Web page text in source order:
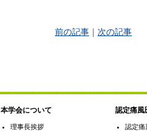
前の記事 ｜ 次の記事
本学会について
理事長挨拶
認定痛風
認定痛